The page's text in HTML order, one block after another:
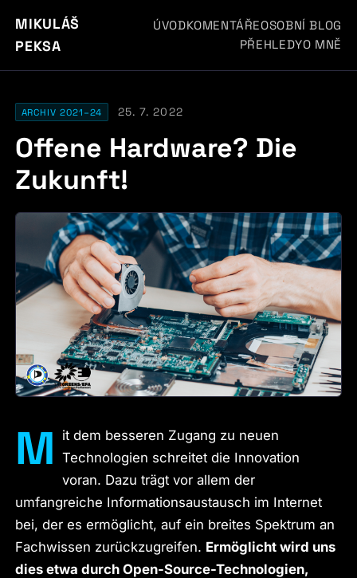
MIKULÁŠ
PEKSA
ÚVODKOMENTÁŘEOSOBNÍ BLOG
PŘEHLEDYO MNĚ
ARCHIV 2021–24 25. 7. 2022
Offene Hardware? Die
Zukunft!
M
it dem besseren Zugang zu neuen
Technologien schreitet die Innovation
voran. Dazu trägt vor allem der
umfangreiche Informationsaustausch im Internet
bei, der es ermöglicht, auf ein breites Spektrum an
Fachwissen zurückzugreifen. Ermöglicht wird uns
dies etwa durch Open-Source-Technologien,